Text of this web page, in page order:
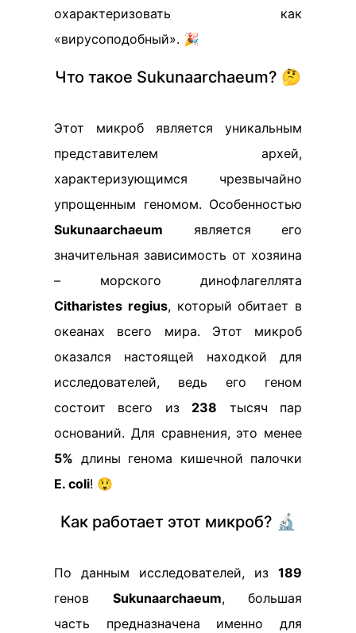
охарактеризовать как
«вирусоподобный». 🎉
Что такое Sukunaarchaeum? 🤔
Этот микроб является уникальным
представителем архей,
характеризующимся чрезвычайно
упрощенным геномом. Особенностью
Sukunaarchaeum является его
значительная зависимость от хозяина
– морского динофлагеллята
Citharistes regius, который обитает в
океанах всего мира. Этот микроб
оказался настоящей находкой для
исследователей, ведь его геном
состоит всего из 238 тысяч пар
оснований. Для сравнения, это менее
5% длины генома кишечной палочки
E. coli! 😲
Как работает этот микроб? 🔬
По данным исследователей, из 189
генов Sukunaarchaeum, большая
часть предназначена именно для